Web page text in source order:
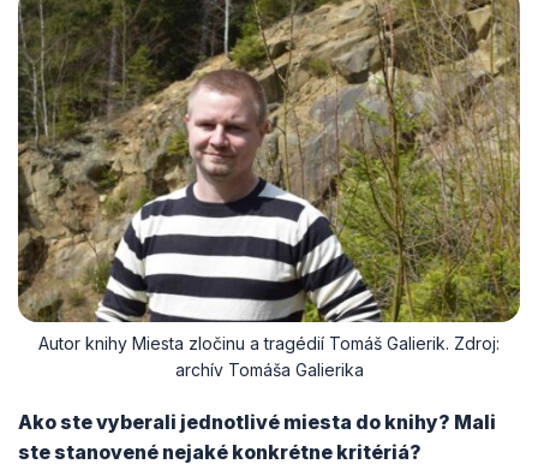
Autor knihy Miesta zločinu a tragédií Tomáš Galierik. Zdroj:
archív Tomáša Galierika
Ako ste vyberali jednotlivé miesta do knihy? Mali
ste stanovené nejaké konkrétne kritériá?